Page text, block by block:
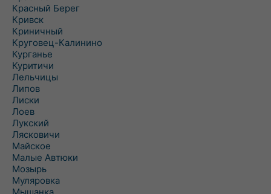
Красный Берег
Кривск
Криничный
Круговец-Калинино
Курганье
Куритичи
Лельчицы
Липов
Лиски
Лоев
Лукский
Лясковичи
Майское
Малые Автюки
Мозырь
Муляровка